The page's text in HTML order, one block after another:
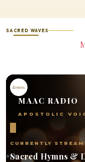
SACRED WAVES
MAAC RADIO
APOSTOLIC
CURRENTLY
Sacred Hymns &